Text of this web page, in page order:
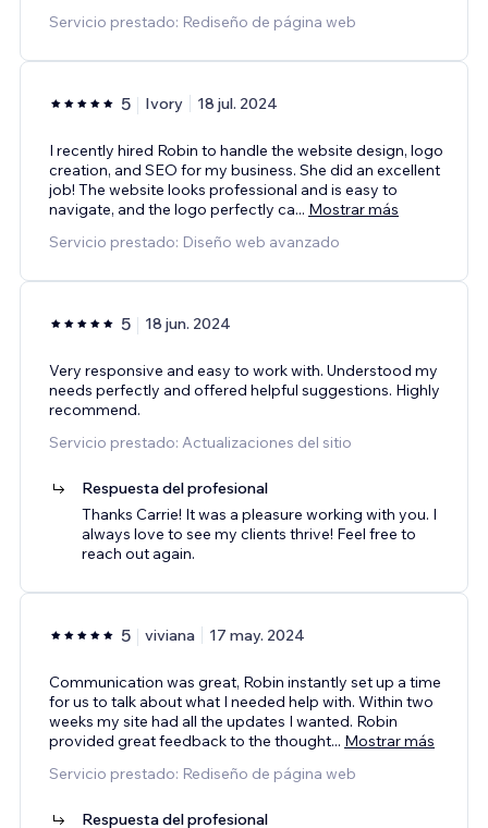
Servicio prestado: Rediseño de página web
5 Ivory 18 jul. 2024
I recently hired Robin to handle the website design, logo
creation, and SEO for my business. She did an excellent
job! The website looks professional and is easy to
navigate, and the logo perfectly ca... Mostrar más
Servicio prestado: Diseño web avanzado
5 18 jun. 2024
Very responsive and easy to work with. Understood my
needs perfectly and offered helpful suggestions. Highly
recommend.
Servicio prestado: Actualizaciones del sitio
Respuesta del profesional
Thanks Carrie! It was a pleasure working with you. I
always love to see my clients thrive! Feel free to
reach out again.
5 viviana 17 may. 2024
Communication was great, Robin instantly set up a time
for us to talk about what I needed help with. Within two
weeks my site had all the updates I wanted. Robin
provided great feedback to the thought... Mostrar más
Servicio prestado: Rediseño de página web
Respuesta del profesional